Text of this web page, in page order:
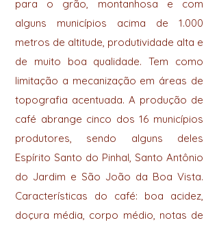
para o grão, montanhosa e com
alguns municípios acima de 1.000
metros de altitude, produtividade alta e
de muito boa qualidade. Tem como
limitação a mecanização em áreas de
topografia acentuada. A produção de
café abrange cinco dos 16 municípios
produtores, sendo alguns deles
Espírito Santo do Pinhal, Santo Antônio
do Jardim e São João da Boa Vista.
Características do café: boa acidez,
doçura média, corpo médio, notas de